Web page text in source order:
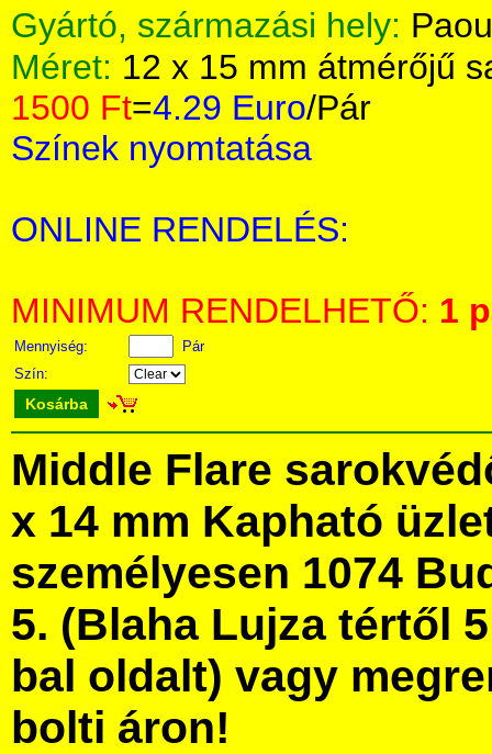
Gyártó, származási hely:
Méret: 12 x 15 mm átmérőjű
1500 Ft=4.29 Euro/Pár
Színek nyomtatása
ONLINE RENDELÉS:
MINIMUM RENDELHETŐ: 1
Mennyiség:
Pár
Szín:
Kosárba
Middle Flare
x 14 mm Kapható
személyesen 1074
5. (Blaha Lujza tértől
bal oldalt) vagy
bolti áron!